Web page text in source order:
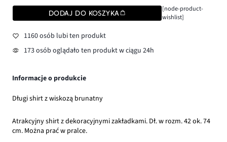
DODAJ DO KOSZYKA
[node-product-
wishlist]
1160 osób lubi ten produkt
173 osób oglądało ten produkt w ciągu 24h
Informacje o produkcie
Długi shirt z wiskozą brunatny
Atrakcyjny shirt z dekoracyjnymi zakładkami. Dł. w rozm. 42 ok. 74
cm. Można prać w pralce.